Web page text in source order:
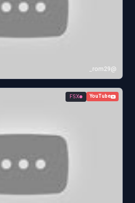
@rom29_
YouTube
FSX